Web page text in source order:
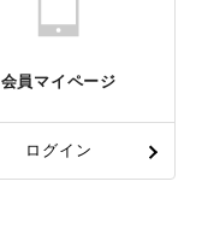
会員マイページ
ログイン